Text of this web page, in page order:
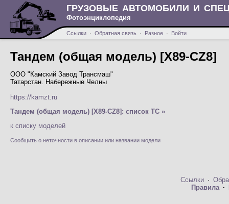
ГРУЗОВЫЕ АВТОМОБИЛИ И
Фотоэнциклопедия
Ссылки · Обратная связь · Разное · Войти
Тандем (общая модель) [X89-CZ8]
ООО "Камский Завод Трансмаш"
Татарстан. Набережные Челны
https://kamzt.ru
Тандем (общая модель) [X89-CZ8]: список ТС »
к списку моделей
Сообщить о неточности в описании или названии модели
Ссылки·
Правила·